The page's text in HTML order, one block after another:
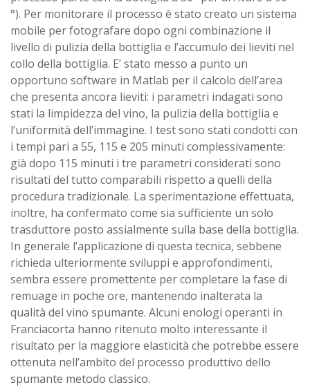
°). Per monitorare il processo è stato creato un sistema
mobile per fotografare dopo ogni combinazione il
livello di pulizia della bottiglia e l’accumulo dei lieviti nel
collo della bottiglia. E’ stato messo a punto un
opportuno software in Matlab per il calcolo dell’area
che presenta ancora lieviti: i parametri indagati sono
stati la limpidezza del vino, la pulizia della bottiglia e
l’uniformità dell’immagine. I test sono stati condotti con
i tempi pari a 55, 115 e 205 minuti complessivamente:
già dopo 115 minuti i tre parametri considerati sono
risultati del tutto comparabili rispetto a quelli della
procedura tradizionale. La sperimentazione effettuata,
inoltre, ha confermato come sia sufficiente un solo
trasduttore posto assialmente sulla base della bottiglia.
In generale l’applicazione di questa tecnica, sebbene
richieda ulteriormente sviluppi e approfondimenti,
sembra essere promettente per completare la fase di
remuage in poche ore, mantenendo inalterata la
qualità del vino spumante. Alcuni enologi operanti in
Franciacorta hanno ritenuto molto interessante il
risultato per la maggiore elasticità che potrebbe essere
ottenuta nell’ambito del processo produttivo dello
spumante metodo classico.